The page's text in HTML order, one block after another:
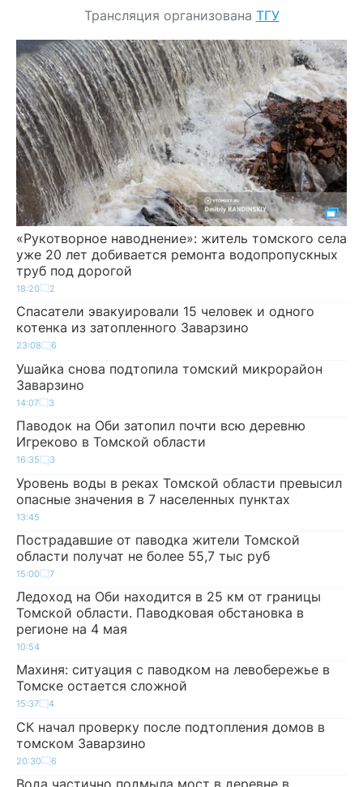
Трансляция организована ТГУ
«Рукотворное наводнение»: житель томского села
уже 20 лет добивается ремонта водопропускных
труб под дорогой
18:20 2
Спасатели эвакуировали 15 человек и одного
котенка из затопленного Заварзино
23:08 6
Ушайка снова подтопила томский микрорайон
Заварзино
14:07 3
Паводок на Оби затопил почти всю деревню
Игреково в Томской области
16:35 3
Уровень воды в реках Томской области превысил
опасные значения в 7 населенных пунктах
13:45
Пострадавшие от паводка жители Томской
области получат не более 55,7 тыс руб
15:00 7
Ледоход на Оби находится в 25 км от границы
Томской области. Паводковая обстановка в
регионе на 4 мая
10:54
Махиня: ситуация с паводком на левобережье в
Томске остается сложной
15:37 4
СК начал проверку после подтопления домов в
томском Заварзино
20:30 6
Вода частично подмыла мост в деревне в